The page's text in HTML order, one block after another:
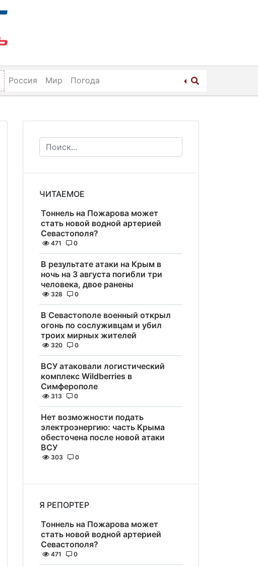
Россия Мир Погода
ЧИТАЕМОЕ
Тоннель на Пожарова может
стать новой водной артерией
Севастополя?
471 0
В результате атаки на Крым в
ночь на 3 августа погибли три
человека, двое ранены
328 0
В Севастополе военный открыл
огонь по сослуживцам и убил
троих мирных жителей
320 0
ВСУ атаковали логистический
комплекс Wildberries в
Симферополе
313 0
Нет возможности подать
электроэнергию: часть Крыма
обесточена после новой атаки
ВСУ
303 0
Я РЕПОРТЕР
Тоннель на Пожарова может
стать новой водной артерией
Севастополя?
471 0